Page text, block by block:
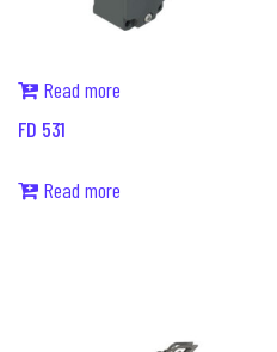
Read more
FD 531
Read more